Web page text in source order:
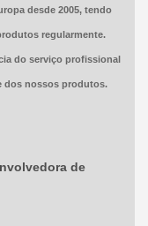
desde 2005, tendo
regularmente.
do serviço profissional
dos nossos produtos.
de